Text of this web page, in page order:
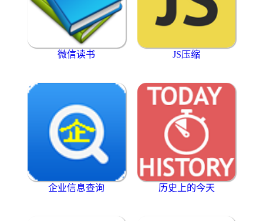
微信读书 JS压缩
企业信息查询 历史上的今天